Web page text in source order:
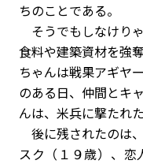
ちのことである。
そうでもしなけり
食料や建築資材を強
ちゃんは戦果アギヤ
のある日、仲間とキ
んは、米兵に撃たれ
後に残されたのは
スク（１９歳）、恋